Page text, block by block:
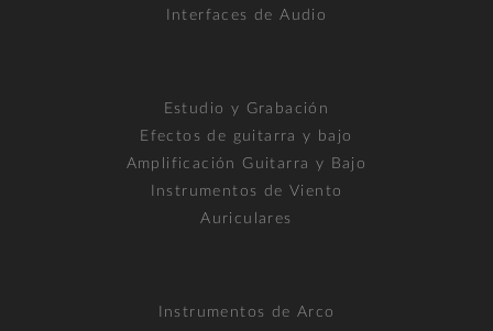
Interfaces de Audio
Estudio y Grabación
Efectos de guitarra y bajo
Amplificación Guitarra y Bajo
Instrumentos de Viento
Auriculares
Instrumentos de Arco